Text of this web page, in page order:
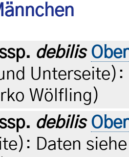
debilis
Wölfling)
debilis
Daten